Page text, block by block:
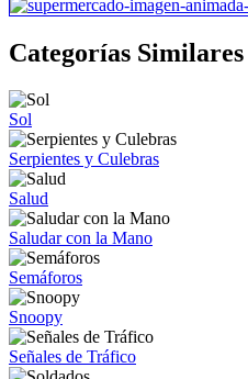
Categorías Similares
Sol
Serpientes y Culebras
Salud
Saludar con la Mano
Semáforos
Snoopy
Señales de Tráfico